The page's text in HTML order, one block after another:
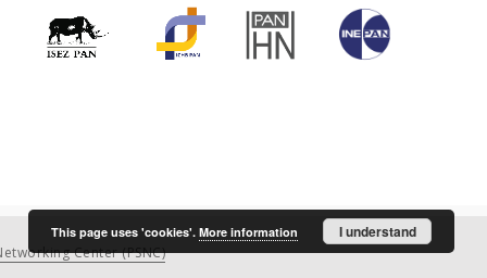
Center (PSNC)
This page uses 'cookies'. More information I understand